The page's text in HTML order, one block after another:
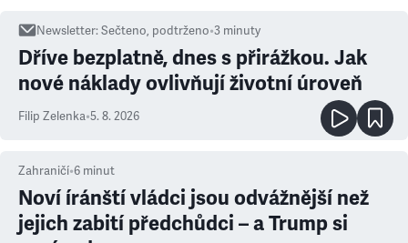
Newsletter:Sečteno, podtrženo•3 minuty
Dříve bezplatně, dnes s přirážkou. Jak
nové náklady ovlivňují životní úroveň
Filip Zelenka•5. 8. 2026
Zahraničí•6 minut
Noví íránští vládci jsou odvážnější než
jejich zabití předchůdci – a Trump si